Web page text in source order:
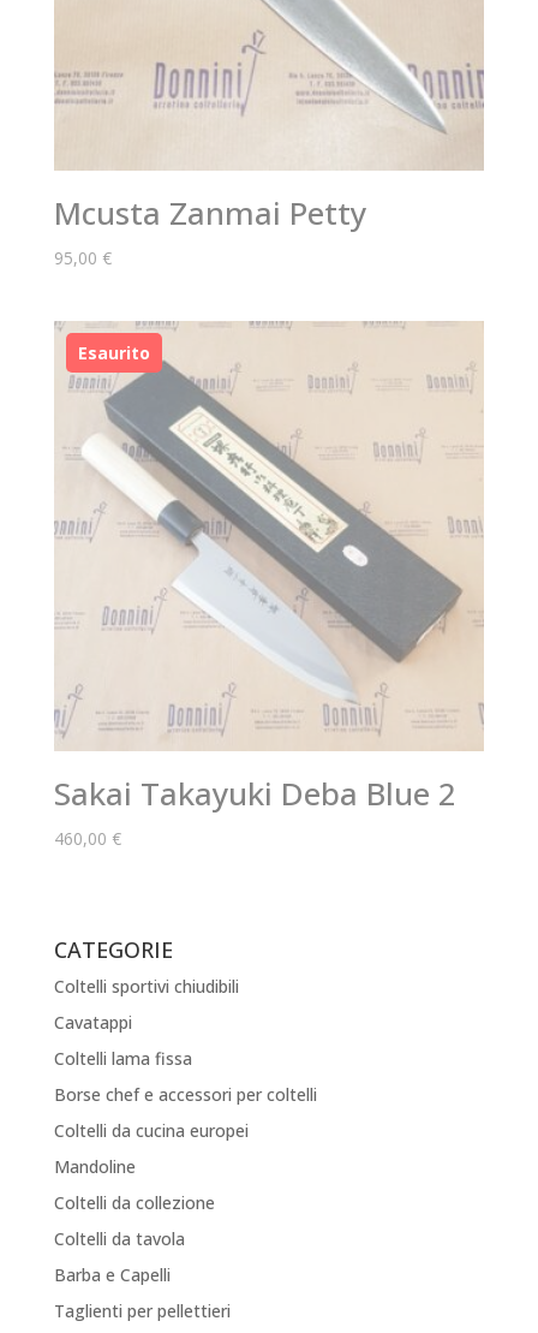
Mcusta Zanmai Petty
95,00 €
Sakai Takayuki Deba Blue 2
460,00 €
CATEGORIE
Coltelli sportivi chiudibili
Cavatappi
Coltelli lama fissa
Borse chef e accessori per coltelli
Coltelli da cucina europei
Mandoline
Coltelli da collezione
Coltelli da tavola
Barba e Capelli
Taglienti per pellettieri